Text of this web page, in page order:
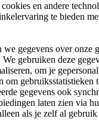
en andere
te bieden
gegevens over onze
We gebruiken deze
om je
om gebruiksstatistieken
gegevens ook
laten zien via
als je zelf al